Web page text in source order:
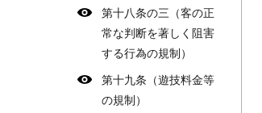
第十八条の三（客の正
常な判断を著しく阻害
する行為の規制）
第十九条（遊技料金等
の規制）